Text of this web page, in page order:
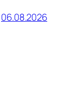
06.08.2026